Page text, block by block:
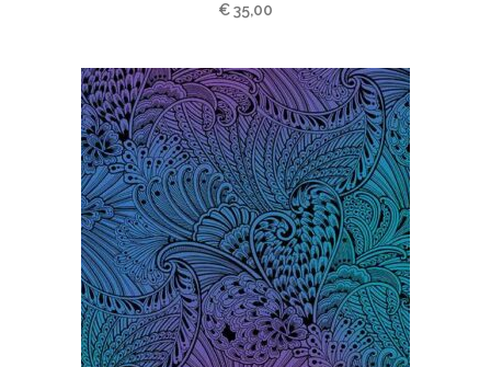
€35,00